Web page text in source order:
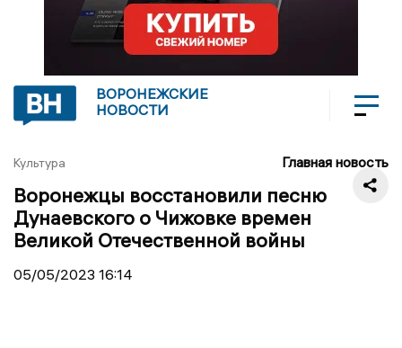
ВОРОНЕЖСКИЕ
НОВОСТИ
Культура Главная новость
Воронежцы восстановили песню
Дунаевского о Чижовке времен
Великой Отечественной войны
05/05/2023 16:14